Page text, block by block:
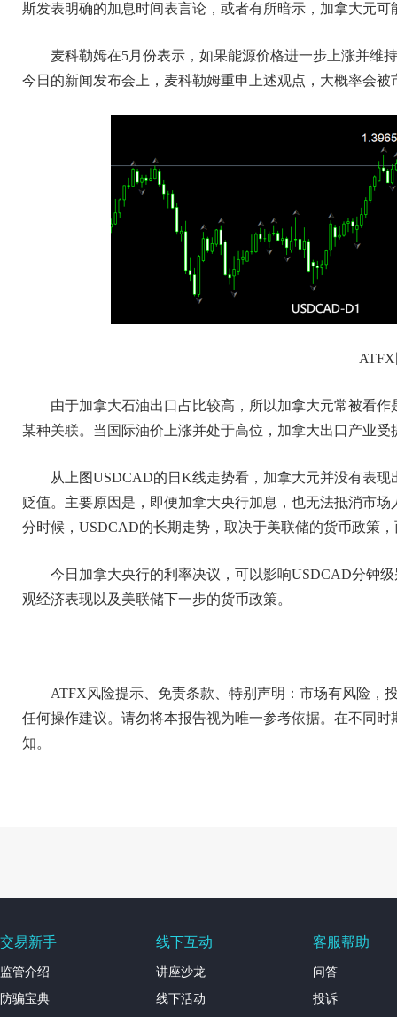
斯发表明确的加息时间表言论，或者有所暗示，加拿大元可
麦科勒姆在5月份表示，如果能源价格进一步上涨并维
今日的新闻发布会上，麦科勒姆重申上述观点，大概率会
由于加拿大石油出口占比较高，所以加拿大元常被看
某种关联。当国际油价上涨并处于高位，加拿大出口产业
从上图USDCAD的日K线走势看，加拿大元并没有表
贬值。主要原因是，即便加拿大央行加息，也无法抵消市
分时候，USDCAD的长期走势，取决于美联储的货币政策
今日加拿大央行的利率决议，可以影响USDCAD分钟
观经济表现以及美联储下一步的货币政策。
ATFX风险提示、免责条款、特别声明：市场有风险，
任何操作建议。请勿将本报告视为唯一参考依据。在不同
知。
交易新手
监管介绍
防骗宝典
线下互动
讲座沙龙
线下活动
客服帮助
问答
投诉